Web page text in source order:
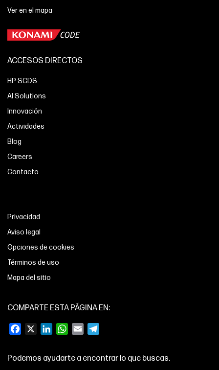
Ver en el mapa
ACCESOS DIRECTOS
HP SCDS
AI Solutions
Innovación
Actividades
Blog
Careers
Contacto
Privacidad
Aviso legal
Opciones de cookies
Términos de uso
Mapa del sitio
COMPARTE ESTA PÁGINA EN:
Facebook LinkedInWhatsApp
Email
Podemos ayudarte a encontrar lo que buscas.